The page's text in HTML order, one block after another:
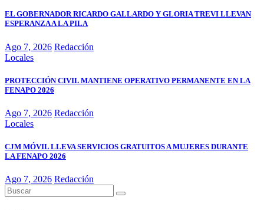
EL GOBERNADOR RICARDO GALLARDO Y GLORIA TREVI LLEVAN
ESPERANZA A LA PILA
Ago 7, 2026 Redacción
Locales
PROTECCIÓN CIVIL MANTIENE OPERATIVO PERMANENTE EN LA
FENAPO 2026
Ago 7, 2026 Redacción
Locales
CJM MÓVIL LLEVA SERVICIOS GRATUITOS A MUJERES DURANTE
LA FENAPO 2026
Ago 7, 2026 Redacción